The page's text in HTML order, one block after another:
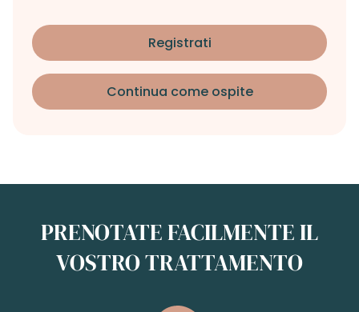
Registrati
Continua come ospite
PRENOTATE FACILMENTE IL
VOSTRO TRATTAMENTO